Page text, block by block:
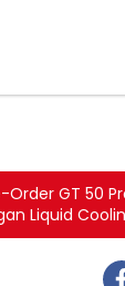
GT 50
Liquid